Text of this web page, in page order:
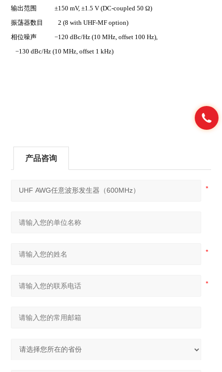
输出范围 ±150 mV, ±1.5 V (DC-coupled 50 Ω)
振荡器数目 2 (8 with UHF-MF option)
相位噪声−120 dBc/Hz (10 MHz, offset 100 Hz),
−130 dBc/Hz (10 MHz, offset 1 kHz)
产品咨询